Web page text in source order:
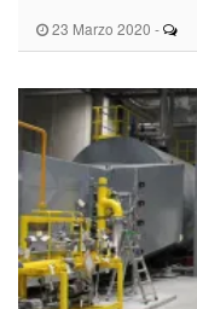
23 Marzo 2020 -